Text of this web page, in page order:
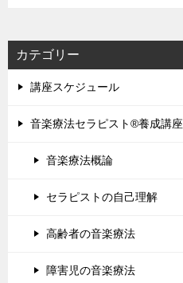
カテゴリー
講座スケジュール
音楽療法セラピスト®養成講座
音楽療法概論
セラピストの自己理解
高齢者の音楽療法
障害児の音楽療法